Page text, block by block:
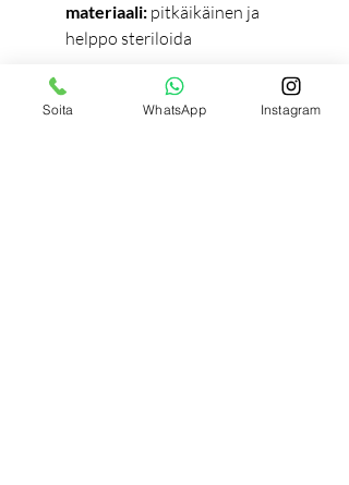
materiaali: pitkäikäinen ja
helppo steriloida
Täydellinen valinta, kun
haluat
tarkkaa, kestävää ja
Soita WhatsApp Instagram